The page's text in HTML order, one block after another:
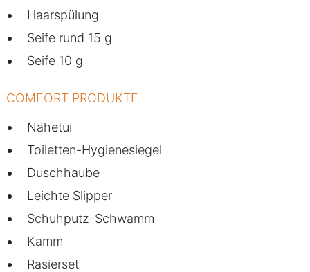
Haarspülung
Seife rund 15 g
Seife 10 g
COMFORT PRODUKTE
Nähetui
Toiletten-Hygienesiegel
Duschhaube
Leichte Slipper
Schuhputz-Schwamm
Kamm
Rasierset